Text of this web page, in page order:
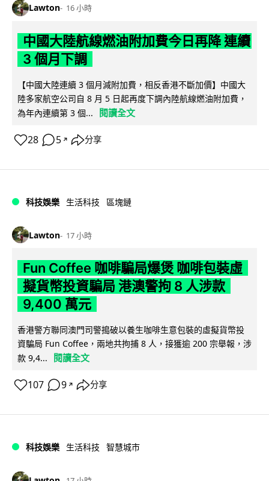
Lawton 16 小時
中國大陸航線燃油附加費今日再降 連續
3 個月下調
【中國大陸連續 3 個月減附加費，相反香港不斷加價】中國大
陸多家航空公司自 8 月 5 日起再度下調內陸航線燃油附加費，
為年內連續第 3 個...
閱讀全文
28 5 ↗ 分享
科技娛樂 生活科技 區塊鏈
Lawton 17 小時
Fun Coffee 咖啡騙局爆煲 咖啡包裝虛
擬貨幣投資騙局 港澳警拘 8 人涉款
9,400 萬元
香港警方聯同澳門司警搗破以養生咖啡生意包裝的虛擬貨幣投
資騙局 Fun Coffee，兩地共拘捕 8 人，接獲逾 200 宗舉報，涉
款 9,4...
閱讀全文
107 9 ↗ 分享
科技娛樂 生活科技 智慧城市